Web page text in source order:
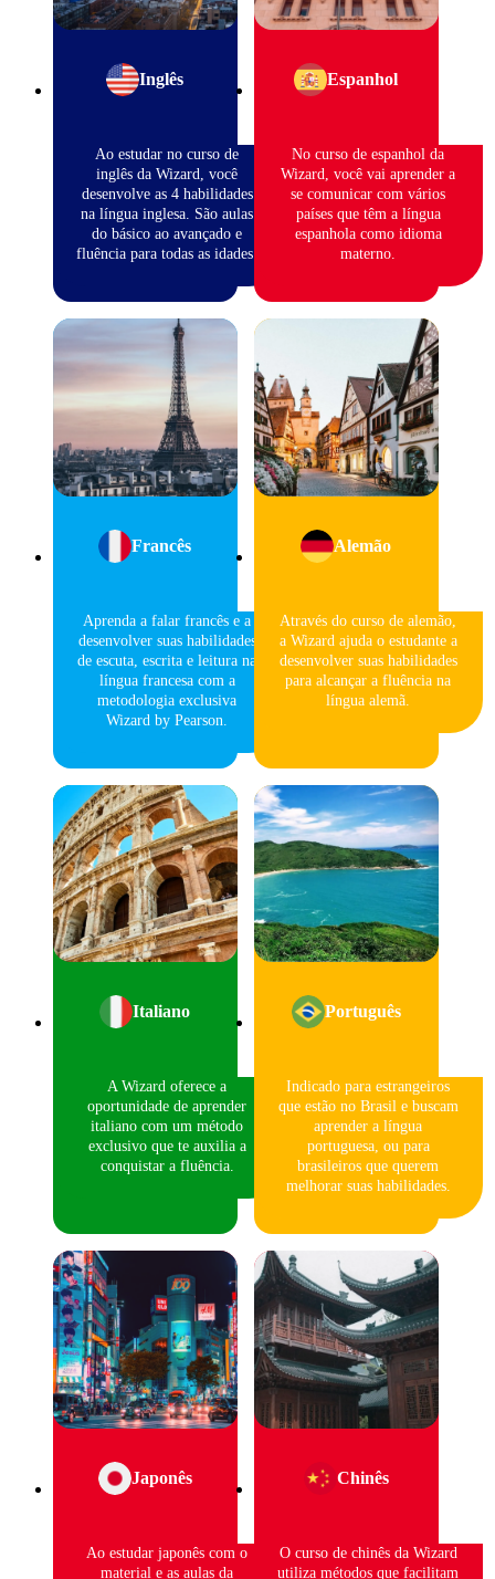
Inglês
Ao estudar no curso de
inglês da Wizard, você
desenvolve as 4 habilidades
na língua inglesa. São aulas
do básico ao avançado e
fluência para todas as idades.
Espanhol
No curso de espanhol da
Wizard, você vai aprender a
se comunicar com vários
países que têm a língua
espanhola como idioma
materno.
Francês
Aprenda a falar francês e a
desenvolver suas habilidades
de escuta, escrita e leitura na
língua francesa com a
metodologia exclusiva
Wizard by Pearson.
Alemão
Através do curso de alemão,
a Wizard ajuda o estudante a
desenvolver suas habilidades
para alcançar a fluência na
língua alemã.
Italiano
A Wizard oferece a
oportunidade de aprender
italiano com um método
exclusivo que te auxilia a
conquistar a fluência.
Português
Indicado para estrangeiros
que estão no Brasil e buscam
aprender a língua
portuguesa, ou para
brasileiros que querem
melhorar suas habilidades.
Japonês
Ao estudar japonês com o
material e as aulas da
Chinês
O curso de chinês da Wizard
utiliza métodos que facilitam